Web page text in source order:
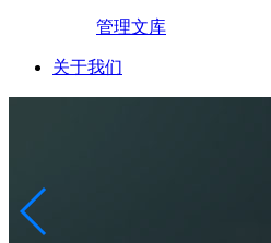
管理文库
关于我们